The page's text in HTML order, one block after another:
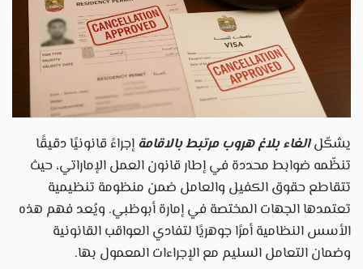
يشكّلالغاء بلاغ هروب مرتبط بالاقامة إجراءً قانونيًا دقيقًا
تنظّمه ضوابط محددة في إطار قانون العمل الإماراتي، حيث
تتقاطع حقوق الكفيل والعامل ضمن منظومة تنظيمية
تعتمدها الجهات المختصة في إمارة أبوظبي. ويُعد فهم هذه
الأسس النظامية أمرًا جوهريًا لتفادي العواقب القانونية
وضمان التعامل السليم مع الإجراءات المعمول بها.